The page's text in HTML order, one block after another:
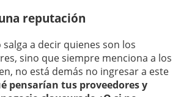
reputación
a decir quienes son los
sino que siempre menciona a los
no está demás no ingresar a este
pensarían tus proveedores y